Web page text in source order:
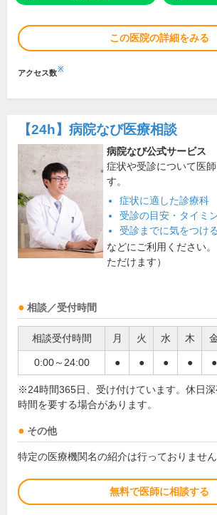
この医院の詳細をみる
アクセス数※
【24h】 病院なび医療相談
病院なび公式サービス
症状や受診について医
す。
症状に適した診療科
受診の目安・タイミ
受診までに気をつけ
などにご利用ください
ただけます）
相談／受付時間
相談受付時間 月 火 水 木
0:00～24:00 ● ● ● ● ●
※24時間365日、受け付けています。休日
時間を要する場合があります。
その他
特定の医療機関名の紹介は行っておりません
無料で医師に相談する